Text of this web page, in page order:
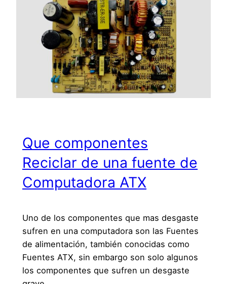
Que componentes
Reciclar de una fuente de
Computadora ATX
Uno de los componentes que mas desgaste
sufren en una computadora son las Fuentes
de alimentación, también conocidas como
Fuentes ATX, sin embargo son solo algunos
los componentes que sufren un desgaste